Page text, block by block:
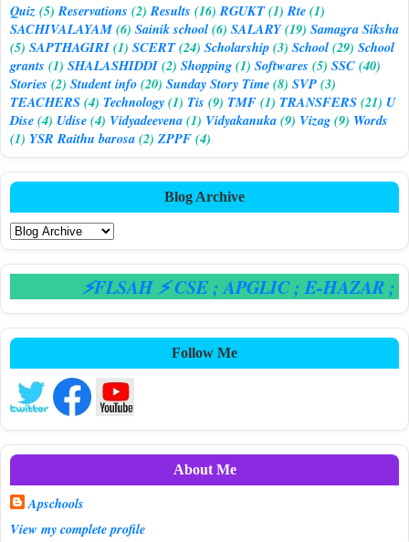
Quiz(5) Reservations (2) Results (16) RGUKT(1) Rte(1)
SACHIVALAYAM(6) Sainik school(6) SALARY(19) Samagra Siksha
(5) SAPTHAGIRI(1) SCERT(24) Scholarship(3) School(29) School
grants (1) SHALASHIDDI(2) Shopping(1) Softwares (5) SSC(40)
Stories (2) Student info(20) Sunday Story Time(8) SVP(3)
TEACHERS(4) Technology(1) Tis (9) TMF(1) TRANSFERS(21) U
Dise(4) Udise(4) Vidyadeevena(1) Vidyakanuka(9) Vizag(9) Words
(1) YSR Raithu barosa(2) ZPPF(4)
Blog Archive
⚡FLSAH ⚡ CSE; APGLIC; E-HAZAR;
Follow Me
About Me
Apschools
View my complete profile